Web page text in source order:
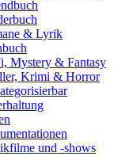
& Lyrik
Mystery & Fantasy
Krimi & Horror
und -shows